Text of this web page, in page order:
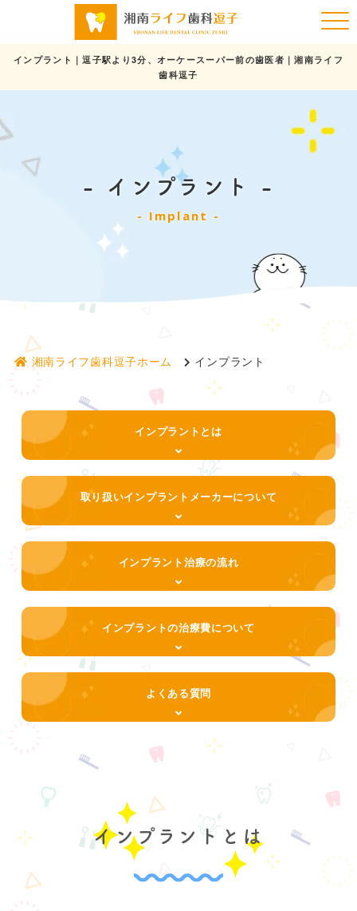
インプラント
Implant
インプラント｜逗子駅より3分、オーケースーパー前の歯医者｜湘南ライフ
歯科逗子
湘南ライフ歯科逗子ホーム インプラント
インプラントとは
取り扱いインプラントメーカーについて
インプラント治療の流れ
インプラントの治療費について
よくある質問
インプラントとは